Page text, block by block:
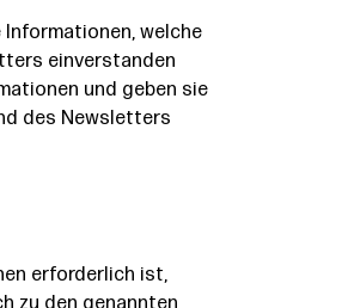
Informationen, welche
einverstanden
und geben sie
des Newsletters
erforderlich ist,